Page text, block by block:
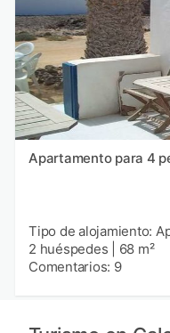
Apartamento para 4
Tipo de alojamiento:
2 huéspedes
68 m²
Comentarios: 9